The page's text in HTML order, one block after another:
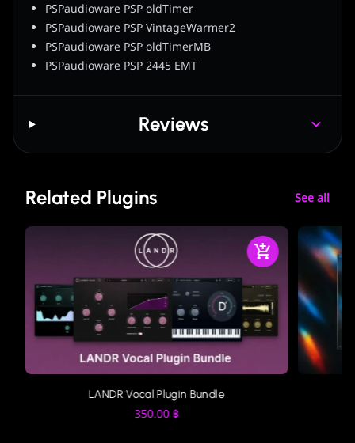
PSPaudioware PSP oldTimer
PSPaudioware PSP VintageWarmer2
PSPaudioware PSP oldTimerMB
PSPaudioware PSP 2445 EMT
Reviews
Related Plugins See all
LANDR Vocal Plugin Bundle
350.00 ฿